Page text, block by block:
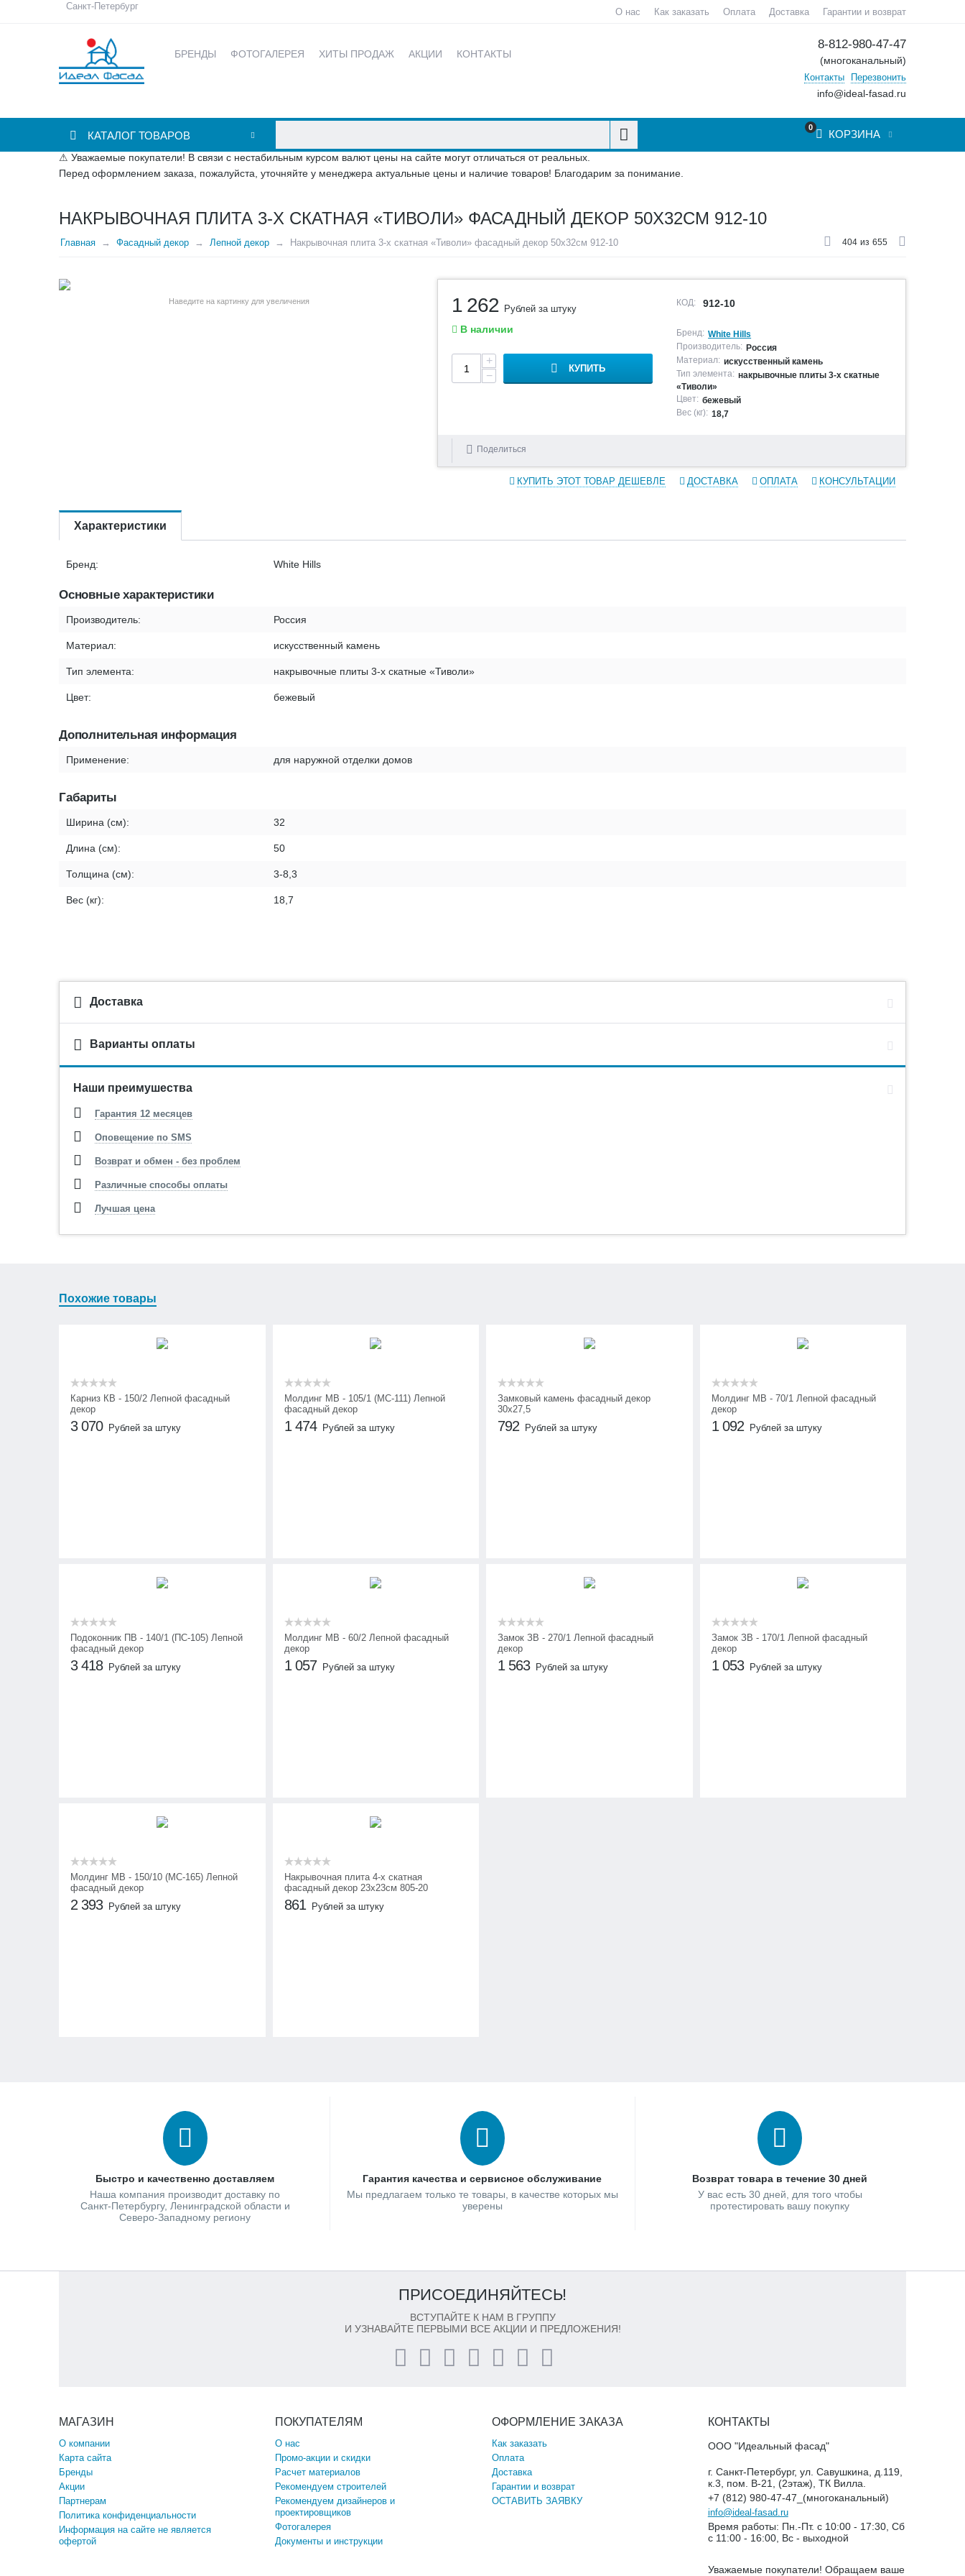
Санкт-Петербург
О нас Как заказать Оплата Доставка Гарантии и возврат
БРЕНДЫ ФОТОГАЛЕРЕЯ ХИТЫ ПРОДАЖ АКЦИИ КОНТАКТЫ
8-812-980-47-47
(многоканальный)
Контакты Перезвонить
info@ideal-fasad.ru
КАТАЛОГ ТОВАРОВ
0
КОРЗИНА
⚠ Уважаемые покупатели! В связи с нестабильным курсом валют цены на сайте могут отличаться от реальных.
Перед оформлением заказа, пожалуйста, уточняйте у менеджера актуальные цены и наличие товаров! Благодарим за понимание.
НАКРЫВОЧНАЯ ПЛИТА 3-Х СКАТНАЯ «ТИВОЛИ» ФАСАДНЫЙ ДЕКОР 50Х32СМ 912-10
Главная Фасадный декор Лепной декор Накрывочная плита 3-х скатная «Тиволи» фасадный декор 50х32см 912-10 404 из 655
Наведите на картинку для увеличения 1 262 Рублей за штуку
В наличии
+
−
КУПИТЬ
КОД: 912-10
Бренд: White Hills
Производитель: Россия
Материал: искусственный камень
Тип элемента: накрывочные плиты 3-х скатные
«Тиволи»
Цвет: бежевый
Вес (кг): 18,7
Поделиться
КУПИТЬ ЭТОТ ТОВАР ДЕШЕВЛЕ ДОСТАВКА ОПЛАТА КОНСУЛЬТАЦИИ
Характеристики
Бренд: White Hills
Основные характеристики
Производитель: Россия
Материал: искусственный камень
Тип элемента: накрывочные плиты 3-х скатные «Тиволи»
Цвет: бежевый
Дополнительная информация
Применение: для наружной отделки домов
Габариты
Ширина (см): 32
Длина (см): 50
Толщина (см): 3-8,3
Вес (кг): 18,7
Доставка
Варианты оплаты
Наши преимушества
Гарантия 12 месяцев
Оповещение по SMS
Возврат и обмен - без проблем
Различные способы оплаты
Лучшая цена
Похожие товары
Карниз КВ - 150/2 Лепной фасадный
декор
3 070 Рублей за штуку
Молдинг МВ - 105/1 (МС-111) Лепной
фасадный декор
1 474 Рублей за штуку
Замковый камень фасадный декор
30х27,5
792 Рублей за штуку
Молдинг МВ - 70/1 Лепной фасадный
декор
1 092 Рублей за штуку
Подоконник ПВ - 140/1 (ПС-105) Лепной
фасадный декор
3 418 Рублей за штуку
Молдинг МВ - 60/2 Лепной фасадный
декор
1 057 Рублей за штуку
Замок ЗВ - 270/1 Лепной фасадный
декор
1 563 Рублей за штуку
Замок ЗВ - 170/1 Лепной фасадный
декор
1 053 Рублей за штуку
Молдинг МВ - 150/10 (МС-165) Лепной
фасадный декор
2 393 Рублей за штуку
Накрывочная плита 4-х скатная
фасадный декор 23х23см 805-20
861 Рублей за штуку
Быстро и качественно доставляем
Наша компания производит доставку по
Санкт-Петербургу, Ленинградской области и
Северо-Западному региону
Гарантия качества и сервисное обслуживание
Мы предлагаем только те товары, в качестве которых мы
уверены
Возврат товара в течение 30 дней
У вас есть 30 дней, для того чтобы
протестировать вашу покупку
ПРИСОЕДИНЯЙТЕСЬ!
ВСТУПАЙТЕ К НАМ В ГРУППУ
И УЗНАВАЙТЕ ПЕРВЫМИ ВСЕ АКЦИИ И ПРЕДЛОЖЕНИЯ!
МАГАЗИН
О компании
Карта сайта
Бренды
Акции
Партнерам
Политика конфиденциальности
Информация на сайте не является
офертой
ПОКУПАТЕЛЯМ
О нас
Промо-акции и скидки
Расчет материалов
Рекомендуем строителей
Рекомендуем дизайнеров и
проектировщиков
Фотогалерея
Документы и инструкции
ОФОРМЛЕНИЕ ЗАКАЗА
Как заказать
Оплата
Доставка
Гарантии и возврат
ОСТАВИТЬ ЗАЯВКУ
КОНТАКТЫ
ООО "Идеальный фасад"
г. Санкт-Петербург, ул. Савушкина, д.119,
к.3, пом. В-21, (2этаж), ТК Вилла.
+7 (812) 980-47-47_(многоканальный)
info@ideal-fasad.ru
Время работы: Пн.-Пт. с 10:00 - 17:30, Сб
с 11:00 - 16:00, Вс - выходной
Уважаемые покупатели! Обращаем ваше